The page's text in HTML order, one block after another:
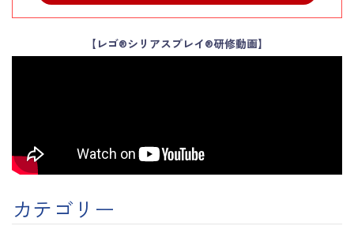
【レゴ®シリアスプレイ®研修動画】
カテゴリー